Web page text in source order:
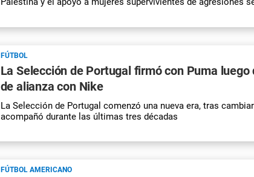
FÚTBOL
La Selección de Portugal firmó con Puma luego
de alianza con Nike
La Selección de Portugal comenzó una nueva era, tras
acompañó durante las últimas tres décadas
FÚTBOL AMERICANO